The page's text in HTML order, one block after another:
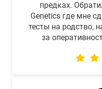
предках.
Genetics где мне
тесты на родство,
за